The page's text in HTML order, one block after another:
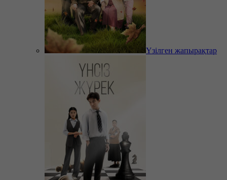
Үзілген жапырақтар